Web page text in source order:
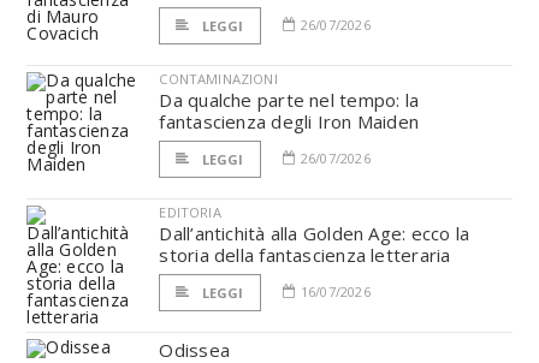
LEGGI 26/07/2026
CONTAMINAZIONI
Da qualche parte nel tempo: la
fantascienza degli Iron Maiden
LEGGI 26/07/2026
EDITORIA
Dall’antichità alla Golden Age: ecco la
storia della fantascienza letteraria
LEGGI 16/07/2026
Odissea